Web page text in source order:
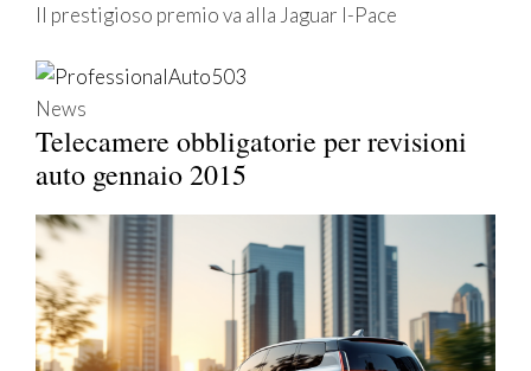
Il prestigioso premio va alla Jaguar I-Pace
News
Telecamere obbligatorie per revisioni
auto gennaio 2015